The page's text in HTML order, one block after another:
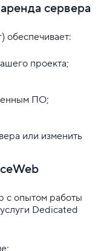
сервера
обеспечивает:
проекта;
ПО;
или изменить
с опытом работы
Dedicated